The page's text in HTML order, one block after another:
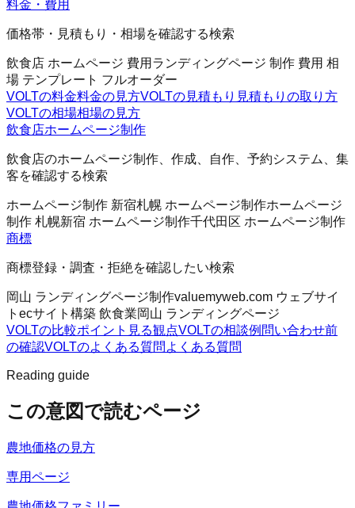
料金・費用
価格帯・見積もり・相場を確認する検索
飲食店 ホームページ 費用 ランディングページ 制作 費用 相
場 テンプレート フルオーダー
VOLTの料金料金の見方VOLTの見積もり 見積もりの取り方
VOLTの相場相場の見方
飲食店ホームページ制作
飲食店のホームページ制作、作成、自作、予約システム、集
客を確認する検索
ホームページ制作 新宿札幌 ホームページ制作ホームページ
制作 札幌新宿 ホームページ制作千代田区 ホームページ制作
商標
商標登録・調査・拒絶を確認したい検索
岡山 ランディングページ制作valuemyweb.com ウェブサイ
ト ecサイト構築 飲食業岡山 ランディングページ
VOLTの比較ポイント 見る観点VOLTの相談例 問い合わせ前
の確認VOLTのよくある質問 よくある質問
Reading guide
この意図で読むページ
農地価格の見方
専用ページ